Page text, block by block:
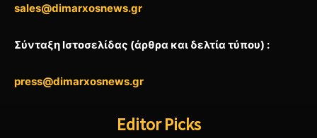
sales@dimarxosnews.gr
Σύνταξη Ιστοσελίδας (άρθρα και δελτία τύπου) :
press@dimarxosnews.gr
Editor Picks